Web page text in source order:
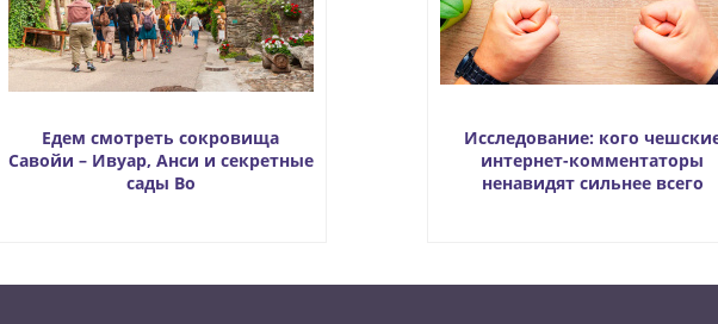
Едем смотреть сокровища
Савойи – Ивуар, Анси и секретные
сады Во
Исследование: кого
интернет-комментаторы
ненавидят сильнее всего